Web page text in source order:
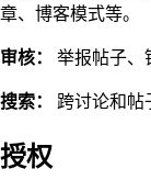
章、博客模式等。
审核：
举报帖子、
搜索：
跨讨论和帖
授权